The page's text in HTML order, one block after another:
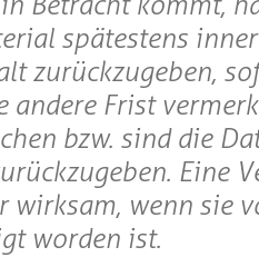
spätestens
zurückzugeben,
andere Frist
bzw. sind die
Eine
wirksam, wenn sie
worden ist.